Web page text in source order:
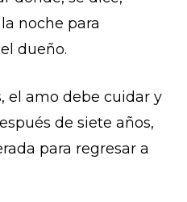
noche para
dueño.
el amo debe cuidar y
de siete años,
para regresar a